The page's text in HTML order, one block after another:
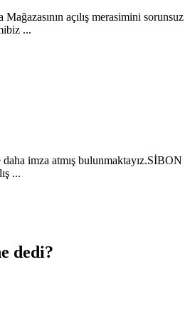
açılış merasimini sorunsuz
...
imza atmış bulunmaktayız.SİBON
...
dedi?